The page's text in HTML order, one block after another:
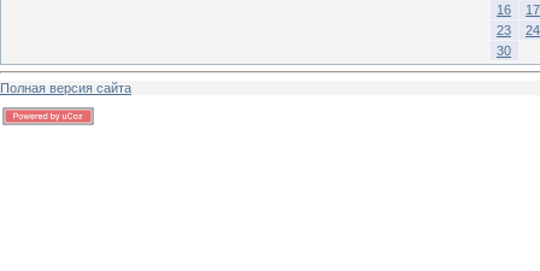
16
17
23
24
30
Полная версия сайта